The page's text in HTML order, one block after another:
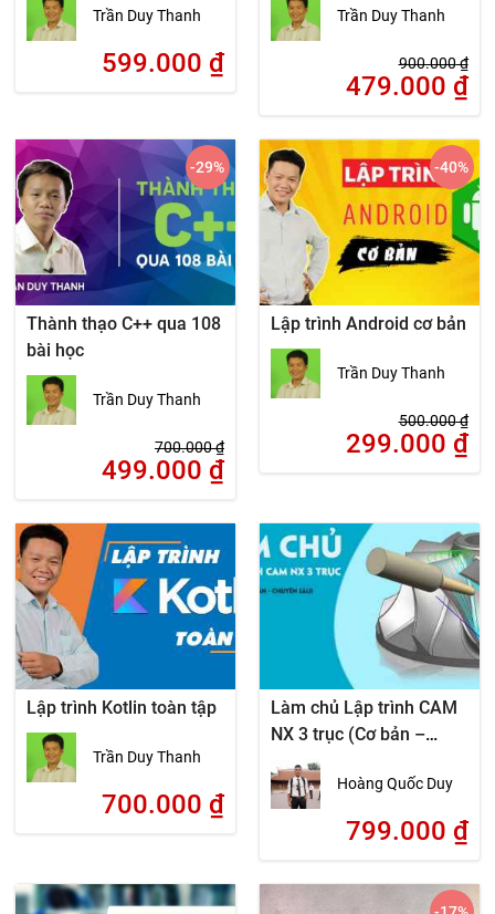
Trần Duy Thanh
599.000 ₫
Trần Duy Thanh
900.000₫
479.000 ₫
Thành thạo C++ qua 108
bài học
Trần Duy Thanh
700.000₫
499.000 ₫
-29%
Lập trình Android cơ bản
Trần Duy Thanh
500.000₫
299.000 ₫
-40%
Lập trình Kotlin toàn tập
Trần Duy Thanh
700.000 ₫
Làm chủ Lập trình CAM
NX 3 trục (Cơ bản –
Chuyên sâu)
Hoàng Quốc Duy
799.000 ₫